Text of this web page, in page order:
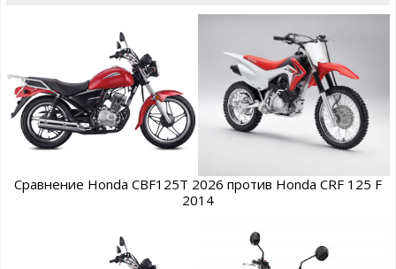
Сравнение Honda CBF125T 2026 против Honda CRF 125 F
2014